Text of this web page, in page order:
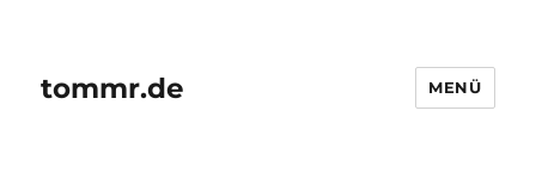
tommr.de MENÜ